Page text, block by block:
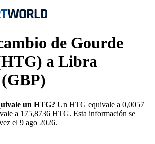
de Gourde
a Libra
un HTG? Un HTG equivale a 0,0057
a 175,8736 HTG. Esta información se
el 9 ago 2026.